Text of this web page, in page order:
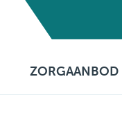
ZORGAANBOD